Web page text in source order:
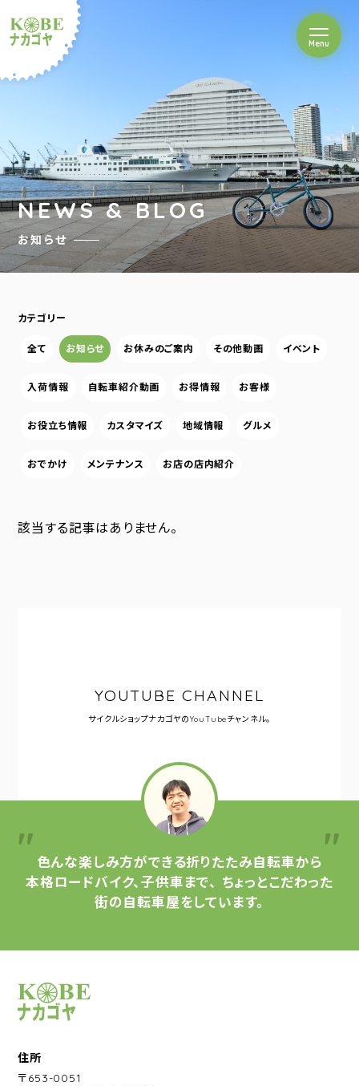
ルショップナカゴヤ
Menuを開閉
NEWS & BLOG
お知らせ
カテゴリー
全て お知らせ お休みのご案内 その他動画 イベント
入荷情報 自転車紹介動画 お得情報 お客様
お役立ち情報 カスタマイズ 地域情報 グルメ
おでかけ メンテナンス お店の店内紹介
該当する記事はありません。
YOUTUBE CHANNEL
サイクルショップナカゴヤのYouTubeチャンネル。
色んな楽しみ方ができる折りたたみ自転車から
本格ロードバイク、子供車まで、 ちょっとこだわった
街の自転車屋をしています。
サイクルショップナカゴヤ
住所
〒653-0051